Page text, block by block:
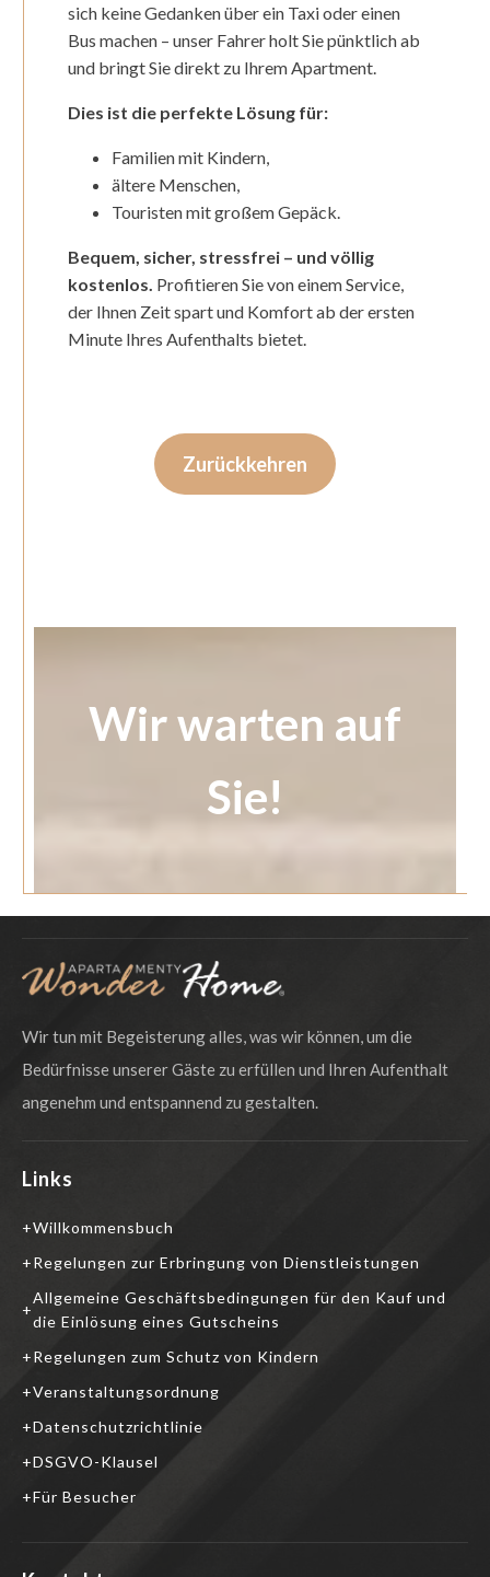
sich keine Gedanken über ein Taxi oder einen
Bus machen – unser Fahrer holt Sie pünktlich ab
und bringt Sie direkt zu Ihrem Apartment.
Dies ist die perfekte Lösung für:
Familien mit Kindern,
ältere Menschen,
Touristen mit großem Gepäck.
Bequem, sicher, stressfrei – und völlig
kostenlos. Profitieren Sie von einem Service,
der Ihnen Zeit spart und Komfort ab der ersten
Minute Ihres Aufenthalts bietet.
Zurückkehren
Wir warten auf
Sie!
Wir tun mit Begeisterung alles, was wir können, um die
Bedürfnisse unserer Gäste zu erfüllen und Ihren Aufenthalt
angenehm und entspannend zu gestalten.
Links
Willkommensbuch
Regelungen zur Erbringung von Dienstleistungen
Allgemeine Geschäftsbedingungen für den Kauf und
die Einlösung eines Gutscheins
Regelungen zum Schutz von Kindern
Veranstaltungsordnung
Datenschutzrichtlinie
DSGVO-Klausel
Für Besucher